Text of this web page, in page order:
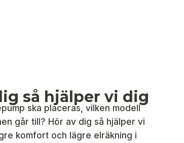
så hjälper vi dig
ska placeras, vilken modell
går till? Hör av dig så hjälper vi
komfort och lägre elräkning i